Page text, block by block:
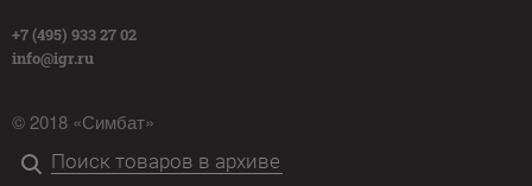
+7 (495) 933 27 02
info@igr.ru
© 2018 «Симбат»